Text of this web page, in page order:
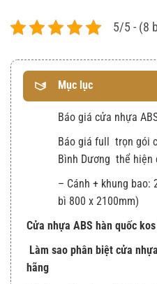
5/5 - (8
Mục lục
Báo giá cửa nhựa
Báo giá full trọn gói
Bình Dương thể hiện
– Cánh + khung bao:
bì 800 x 2100mm)
Cửa nhựa ABS hàn quốc
Làm sao phân biệt cửa
hãng